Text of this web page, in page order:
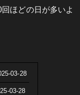
ほどの日が多いよ
03-28
03-28